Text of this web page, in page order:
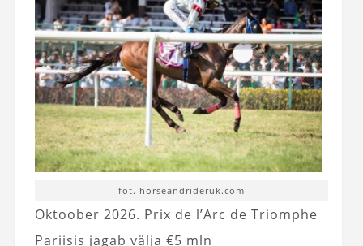
fot. horseandrideruk.com
Oktoober 2026. Prix de l’Arc de Triomphe
Pariisis jagab välja €5 mln